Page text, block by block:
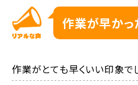
作業が早かっ
作業がとても早くいい印象で